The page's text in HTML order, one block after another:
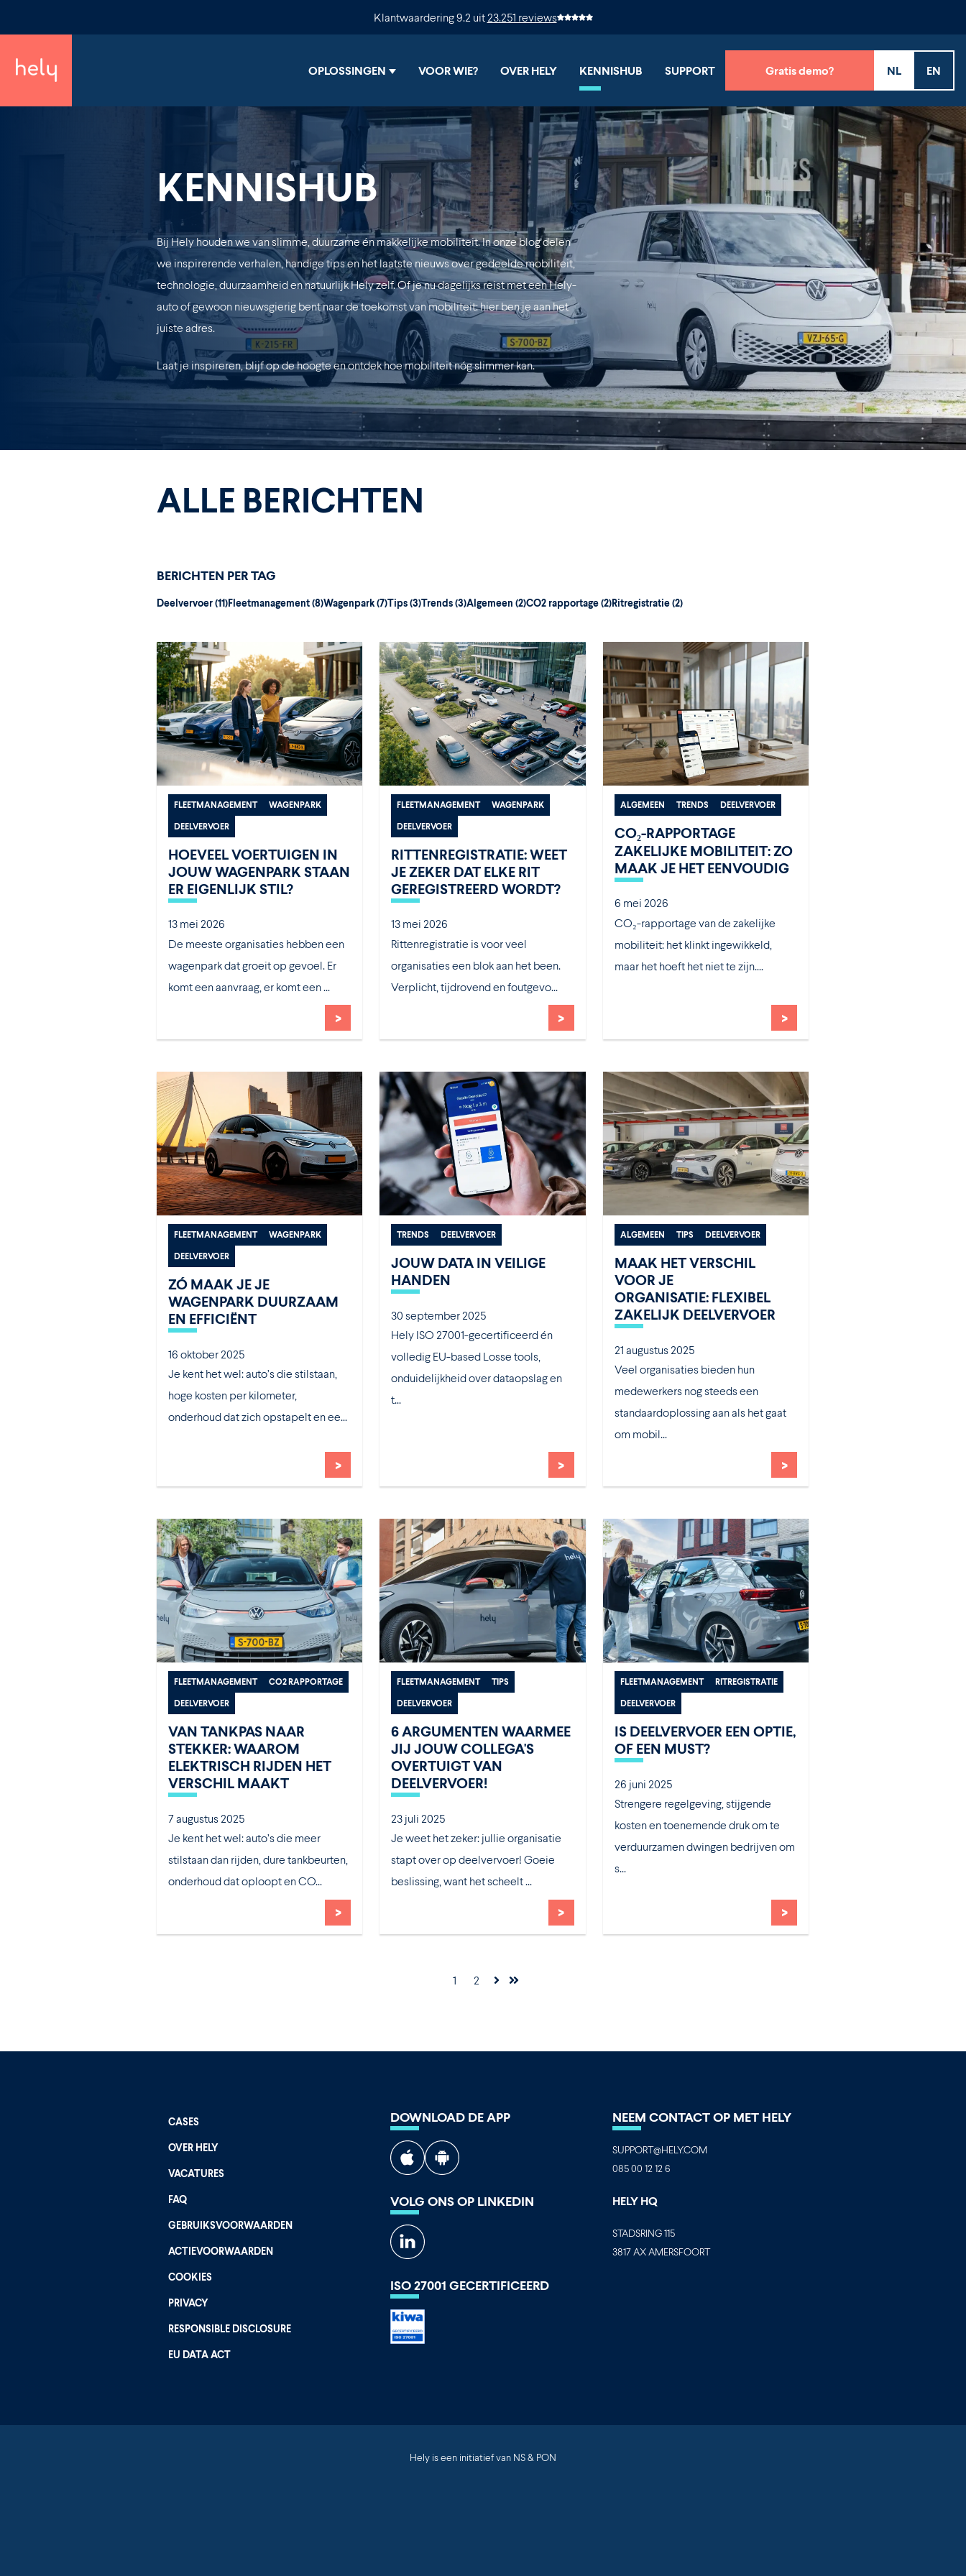
Klantwaardering9.2 uit 23.251 reviews
OPLOSSINGEN VOOR WIE? OVER HELY KENNISHUB SUPPORT Gratis demo? NL EN
KENNISHUB
Bij Hely houden we van slimme, duurzame én makkelijke mobiliteit. In onze blog delen
we inspirerende verhalen, handige tips en het laatste nieuws over gedeelde mobiliteit,
technologie, duurzaamheid en natuurlijk Hely zelf. Of je nu dagelijks reist met een Hely-
auto of gewoon nieuwsgierig bent naar de toekomst van mobiliteit: hier ben je aan het
juiste adres.
Laat je inspireren, blijf op de hoogte en ontdek hoe mobiliteit nóg slimmer kan.
ALLE BERICHTEN
BERICHTEN PER TAG
Deelvervoer(11)Fleetmanagement(8)Wagenpark(7)Tips(3)Trends(3)Algemeen (2)CO2 rapportage(2)Ritregistratie(2)
FLEETMANAGEMENT
WAGENPARK
DEELVERVOER
HOEVEEL VOERTUIGEN IN
JOUW WAGENPARK STAAN
ER EIGENLIJK STIL?
13 mei 2026
De meeste organisaties hebben een
wagenpark dat groeit op gevoel. Er
komt een aanvraag, er komt een ...
>
FLEETMANAGEMENT
WAGENPARK
DEELVERVOER
RITTENREGISTRATIE: WEET
JE ZEKER DAT ELKE RIT
GEREGISTREERD WORDT?
13 mei 2026
Rittenregistratie is voor veel
organisaties een blok aan het been.
Verplicht, tijdrovend en foutgevo...
>
ALGEMEEN TRENDS DEELVERVOER
CO₂-RAPPORTAGE
ZAKELIJKE MOBILITEIT: ZO
MAAK JE HET EENVOUDIG
6 mei 2026
CO₂-rapportage van de zakelijke
mobiliteit: het klinkt ingewikkeld,
maar het hoeft het niet te zijn....
>
FLEETMANAGEMENT
WAGENPARK
DEELVERVOER
ZÓ MAAK JE JE
WAGENPARK DUURZAAM
EN EFFICIËNT
16 oktober 2025
Je kent het wel: auto’s die stilstaan,
hoge kosten per kilometer,
onderhoud dat zich opstapelt en ee...
>
TRENDS DEELVERVOER
JOUW DATA IN VEILIGE
HANDEN
30 september 2025
Hely ISO 27001-gecertificeerd én
volledig EU-based Losse tools,
onduidelijkheid over dataopslag en
t...
>
ALGEMEEN TIPS DEELVERVOER
MAAK HET VERSCHIL
VOOR JE
ORGANISATIE: FLEXIBEL
ZAKELIJK DEELVERVOER
21 augustus 2025
Veel organisaties bieden hun
medewerkers nog steeds een
standaardoplossing aan als het gaat
om mobil...
>
FLEETMANAGEMENT
CO2 RAPPORTAGE
DEELVERVOER
VAN TANKPAS NAAR
STEKKER: WAAROM
ELEKTRISCH RIJDEN HET
VERSCHIL MAAKT
7 augustus 2025
Je kent het wel: auto’s die meer
stilstaan dan rijden, dure tankbeurten,
onderhoud dat oploopt en CO...
>
FLEETMANAGEMENT
TIPS
DEELVERVOER
6 ARGUMENTEN WAARMEE
JIJ JOUW COLLEGA'S
OVERTUIGT VAN
DEELVERVOER!
23 juli 2025
Je weet het zeker: jullie organisatie
stapt over op deelvervoer! Goeie
beslissing, want het scheelt ...
>
FLEETMANAGEMENT
RITREGISTRATIE
DEELVERVOER
IS DEELVERVOER EEN OPTIE,
OF EEN MUST?
26 juni 2025
Strengere regelgeving, stijgende
kosten en toenemende druk om te
verduurzamen dwingen bedrijven om
s...
>
1 2
CASES
OVER HELY
VACATURES
FAQ
GEBRUIKSVOORWAARDEN
ACTIEVOORWAARDEN
COOKIES
PRIVACY
RESPONSIBLE DISCLOSURE
EU DATA ACT
DOWNLOAD DE APP
VOLG ONS OP LINKEDIN
ISO 27001 GECERTIFICEERD
NEEM CONTACT OP MET HELY
SUPPORT@HELY.COM
085 00 12 12 6
HELY HQ
STADSRING 115
3817 AX AMERSFOORT
Hely is een initiatief van NS & PON